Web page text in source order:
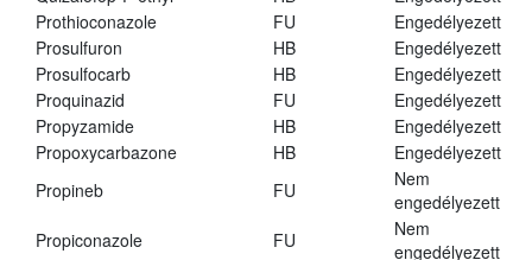
Prothioconazole
FU
Engedélyezett
Prosulfuron
HB
Engedélyezett
Prosulfocarb
HB
Engedélyezett
Proquinazid
FU
Engedélyezett
Propyzamide
HB
Engedélyezett
Propoxycarbazone
HB
Engedélyezett
Propineb
FU
Nem
engedélyezett
Propiconazole
FU
Nem
engedélyezett